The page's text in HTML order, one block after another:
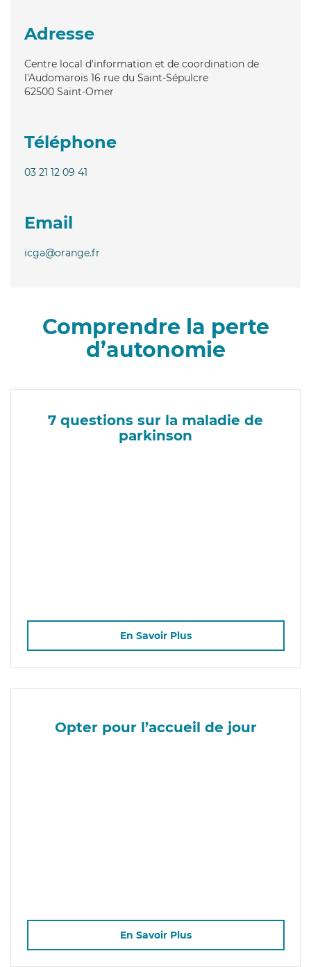
Adresse
Centre local d'information et de coordination de
l'Audomarois 16 rue du Saint-Sépulcre
62500 Saint-Omer
Téléphone
03 21 12 09 41
Email
icga@orange.fr
Comprendre la perte
d’autonomie
7 questions sur la maladie de
parkinson
En Savoir Plus
Opter pour l’accueil de jour
En Savoir Plus